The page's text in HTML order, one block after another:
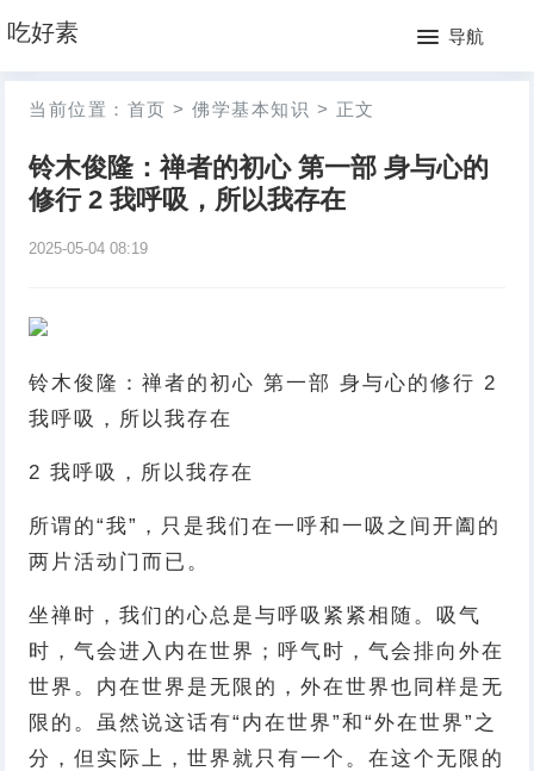
吃好素 导航
网
站
月
当前位置： 首页 > 佛学基本知识 > 正文
铃木俊隆：禅者的初心 第一部 身与心的
修行 2 我呼吸，所以我存在
2025-05-04 08:19
铃木俊隆：禅者的初心 第一部 身与心的修行 2
我呼吸，所以我存在
2 我呼吸，所以我存在
所谓的“我”，只是我们在一呼和一吸之间开阖的
两片活动门而已。
坐禅时，我们的心总是与呼吸紧紧相随。吸气
时，气会进入内在世界；呼气时，气会排向外在
世界。内在世界是无限的，外在世界也同样是无
限的。虽然说这话有“内在世界”和“外在世界”之
分，但实际上，世界就只有一个。在这个无限的